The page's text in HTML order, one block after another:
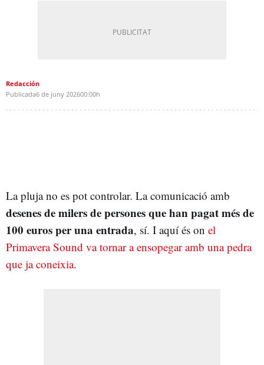
Redacción
Publicada6 de juny 202600:00h
La pluja no es pot controlar. La comunicació amb
desenes de milers de persones que han pagat més de
100 euros per una entrada, sí. I aquí és on el
Primavera Sound va tornar a ensopegar amb una pedra
que ja coneixia.